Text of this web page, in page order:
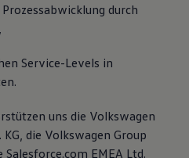
durch
Service-Levels in
uns die Volkswagen
die Volkswagen Group
EMEA Ltd.